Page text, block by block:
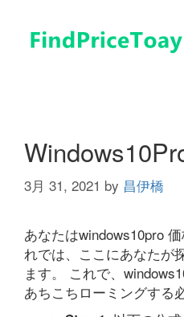
3月 31, 2021 by 昌伊橋
あなたはwindows10pro
れでは、ここにあなたが
ます。 これで、
あちこちローミングする